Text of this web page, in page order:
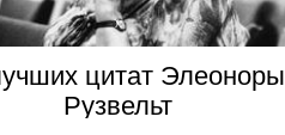
цитат Элеоноры
Рузвельт